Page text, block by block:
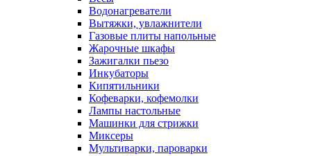
Водонагреватели
Вытяжки, увлажнители
Газовые плиты напольные
Жарочные шкафы
Зажигалки пьезо
Инкубаторы
Кипятильники
Кофеварки, кофемолки
Лампы настольные
Машинки для стрижки
Миксеры
Мультиварки, пароварки